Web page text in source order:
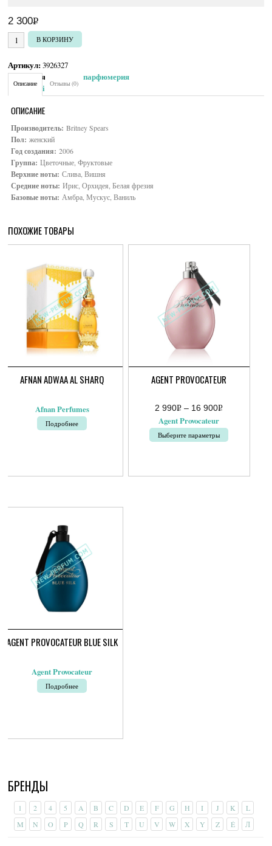
2 300Р
УБ.
Количество товара Britney Spears Midnight Fanstasy
В КОРЗИНУ
Артикул:3926327
Категория:
Женская парфюмерия
Brand:Britney Spears
Описание Отзывы (0)
ОПИСАНИЕ
Производитель: Britney Spears
Пол: женский
Год создания: 2006
Группа: Цветочные, Фруктовые
Верхние ноты: Слива, Вишня
Средние ноты: Ирис, Орхидея, Белая фрезия
Базовые ноты: Амбра, Мускус, Ваниль
ПОХОЖИЕ ТОВАРЫ
AFNAN ADWAA AL SHARQ
Afnan Perfumes
Подробнее
AGENT PROVOCATEUR
2 990Р
УБ.
– 16 900Р
Диапазон
990руб.
Agent Provocateur
Выберите параметры
имеет
AGENT PROVOCATEUR BLUE SILK
Agent Provocateur
Подробнее
БРЕНДЫ
1 2 4 5 A B C D E F G H I J K
L
M
N O P Q R S T U V W X Y Z É Л